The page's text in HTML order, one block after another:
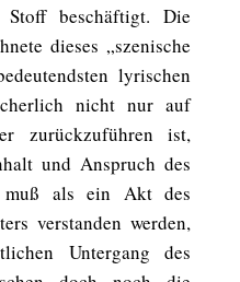
beschäftigt. Die
dieses „szenische
lyrischen
nicht nur auf
zurückzuführen ist,
und Anspruch des
als ein Akt des
verstanden werden,
Untergang des